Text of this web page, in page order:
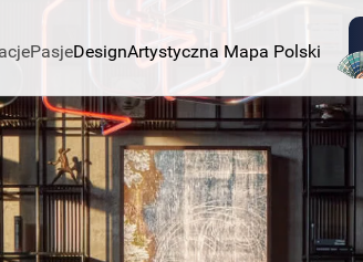
PasjeDesignArtystyczna Mapa Polski